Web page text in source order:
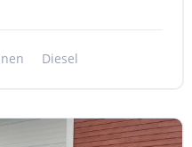
Diesel